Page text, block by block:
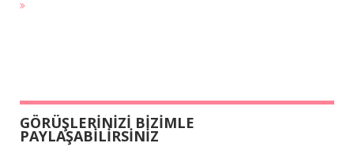
GÖRÜŞLERİNİZİ BİZİMLE
PAYLAŞABİLİRSİNİZ